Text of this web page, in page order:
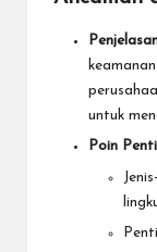
untuk
Poin